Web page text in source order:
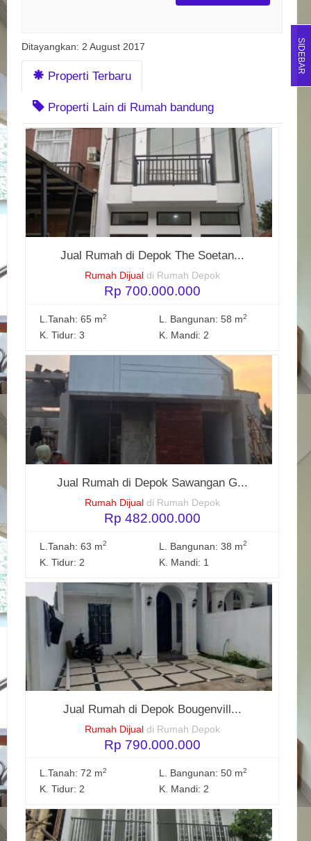
Ditayangkan: 2 August 2017
Properti Terbaru
Properti Lain di Rumah bandung
Jual Rumah di Depok The Soetan...
Rumah Dijual di Rumah Depok
Rp 700.000.000
L.Tanah: 65 m2 L. Bangunan: 58 m2
K. Tidur: 3 K. Mandi: 2
Jual Rumah di Depok Sawangan G...
Rumah Dijual di Rumah Depok
Rp 482.000.000
L.Tanah: 63 m2 L. Bangunan: 38 m2
K. Tidur: 2 K. Mandi: 1
Jual Rumah di Depok Bougenvill...
Rumah Dijual di Rumah Depok
Rp 790.000.000
L.Tanah: 72 m2 L. Bangunan: 50 m2
K. Tidur: 2 K. Mandi: 2
SIDEBAR